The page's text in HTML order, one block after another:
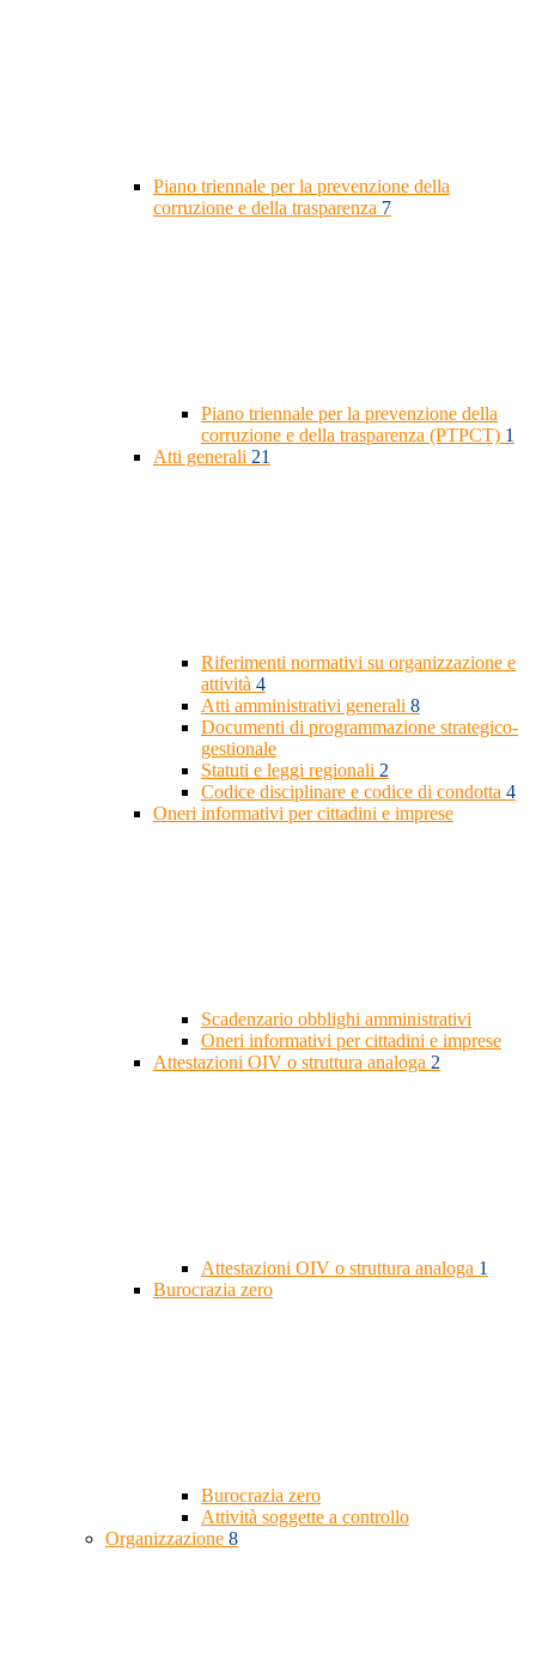
Piano triennale per la prevenzione della
corruzione e della trasparenza 7
Piano triennale per la prevenzione della
corruzione e della trasparenza (PTPCT) 1
Atti generali 21
Riferimenti normativi su organizzazione e
attività 4
Atti amministrativi generali 8
Documenti di programmazione strategico-
gestionale
Statuti e leggi regionali 2
Codice disciplinare e codice di condotta 4
Oneri informativi per cittadini e imprese
Scadenzario obblighi amministrativi
Oneri informativi per cittadini e imprese
Attestazioni OIV o struttura analoga 2
Attestazioni OIV o struttura analoga 1
Burocrazia zero
Burocrazia zero
Attività soggette a controllo
Organizzazione 8